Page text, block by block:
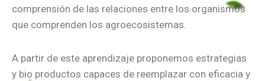
comprensión de las relaciones entre los organismos
que comprenden los agroecosistemas.
A partir de este aprendizaje proponemos estrategias
y bio productos capaces de reemplazar con eficacia y